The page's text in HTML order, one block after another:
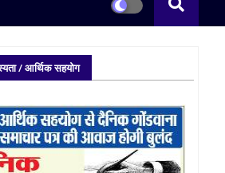
/ आर्थिक सहयोग